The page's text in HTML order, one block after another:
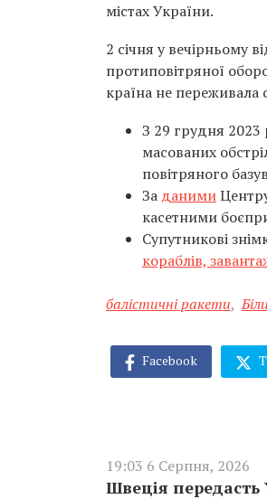
містах України.
2 січня у вечірньому
протиповітряної
країна не переживала
З 29 грудня 2023
масованих
повітряного
За даними
касетними
Супутникові
кораблів,
балістичні ракети,
Facebook
19:03 6 Серпня, 2026
Швеція передасть